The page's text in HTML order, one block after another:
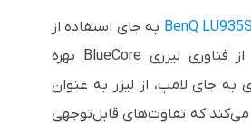
BenQ به جای استفاده از
لامپ‌های سنتی، از فناوری لیزری BlueCore بهره
به جای لامپ، از لیزر به عنوان
می‌کند که تفاوت‌های قابل‌توجهی